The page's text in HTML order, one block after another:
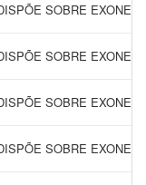
SOBRE
SOBRE
SOBRE
SOBRE